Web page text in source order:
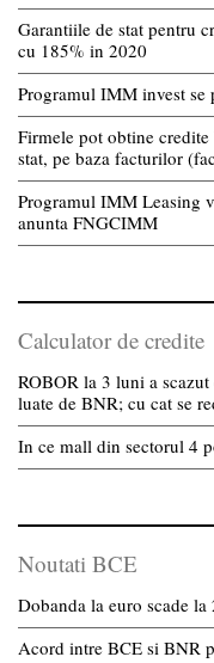
Garantiile de stat pentru
cu 185% in 2020
Programul IMM invest se
Firmele pot obtine credite
stat, pe baza facturilor
Programul IMM Leasing
anunta FNGCIMM
Calculator de credite
ROBOR la 3 luni a
luate de BNR; cu cat se
In ce mall din sectorul 4
Noutati BCE
Dobanda la euro scade la
Acord intre BCE si BNR